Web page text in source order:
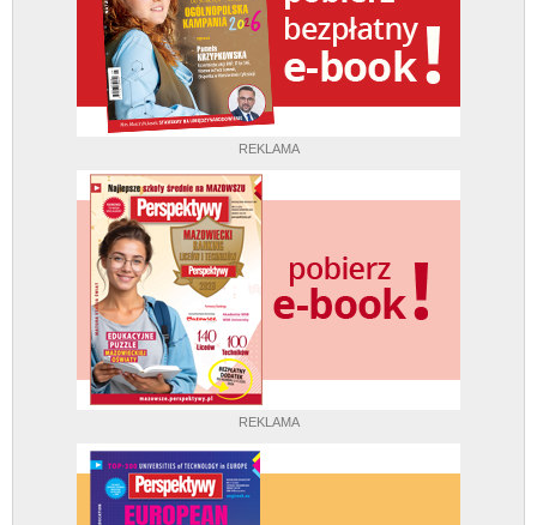
REKLAMA
REKLAMA